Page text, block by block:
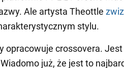
Ale artysta Theottle
stylu.
opracowuje crossovera.
już, że jest to